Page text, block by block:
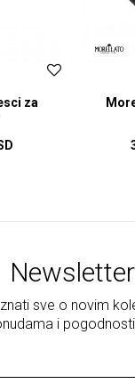
za
Newsletter
sve o novim
i